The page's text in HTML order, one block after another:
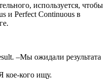
используется, чтобы
и Perfect Continuous в
–Мы ожидали результата
кое-кого ищу.